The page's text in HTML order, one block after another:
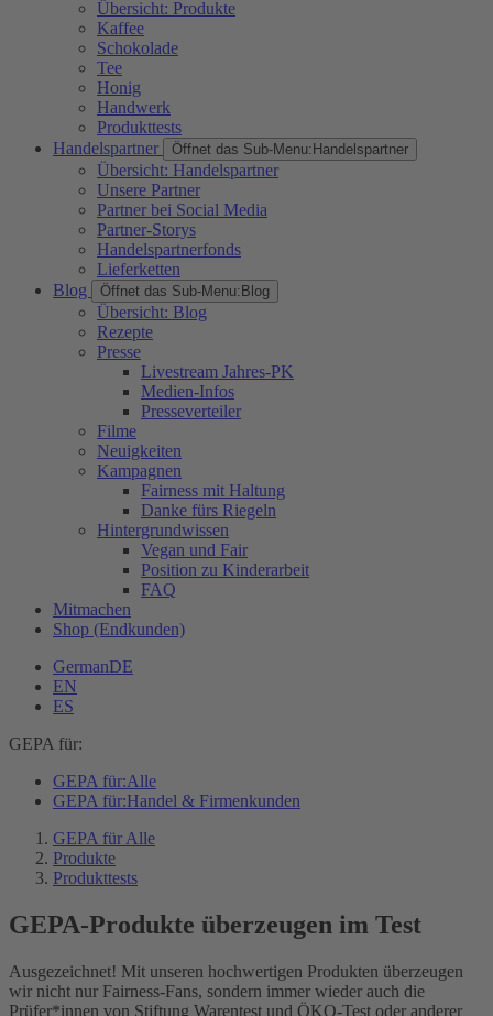
Übersicht: Produkte
Kaffee
Schokolade
Tee
Honig
Handwerk
Produkttests
Handelspartner
Öffnet das Sub-Menu: Handelspartner
Übersicht: Handelspartner
Unsere Partner
Partner bei Social Media
Partner-Storys
Handelspartnerfonds
Lieferketten
Blog
Öffnet das Sub-Menu: Blog
Übersicht: Blog
Rezepte
Presse
Livestream Jahres-PK
Medien-Infos
Presseverteiler
Filme
Neuigkeiten
Kampagnen
Fairness mit Haltung
Danke fürs Riegeln
Hintergrundwissen
Vegan und Fair
Position zu Kinderarbeit
FAQ
Mitmachen
Shop (Endkunden)
GermanDE
EN
ES
GEPA für:
GEPA für:Alle
GEPA für:Handel & Firmenkunden
GEPA für Alle
Produkte
Produkttests
GEPA-Produkte überzeugen im Test
Ausgezeichnet! Mit unseren hochwertigen Produkten überzeugen
wir nicht nur Fairness-Fans, sondern immer wieder auch die
Prüfer*innen von Stiftung Warentest und ÖKO-Test oder anderer